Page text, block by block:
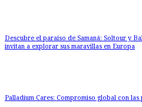
Descubre el paraíso de Samaná: Soltour y
invitan a explorar sus maravillas en Europa
Palladium Cares: Compromiso global con